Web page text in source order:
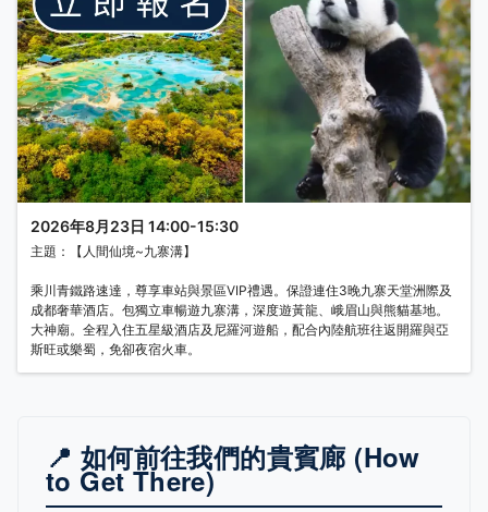
2026年8月23日 14:00-15:30
主題：【人間仙境~九寨溝】
乘川青鐵路速達，尊享車站與景區VIP禮遇。保證連住3晚九寨天堂洲際及
成都奢華酒店。包獨立車暢遊九寨溝，深度遊黃龍、峨眉山與熊貓基地。
大神廟。全程入住五星級酒店及尼羅河遊船，配合內陸航班往返開羅與亞
斯旺或樂蜀，免卻夜宿火車。
📍 如何前往我們的貴賓廊 (How
to Get There)